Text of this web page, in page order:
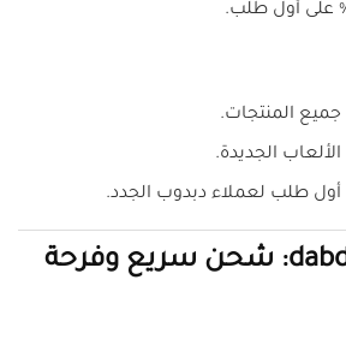
كود خصم dabdoob: شحن سريع وفرحة